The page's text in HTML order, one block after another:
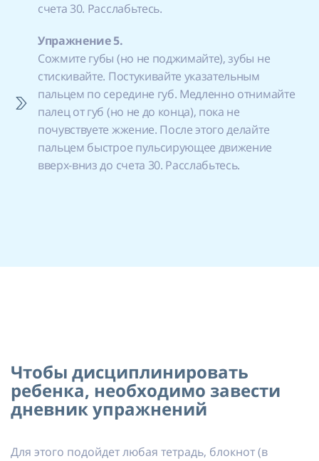
счета 30. Расслабьтесь.
Упражнение 5.
Сожмите губы (но не поджимайте), зубы не
стискивайте. Постукивайте указательным
пальцем по середине губ. Медленно отнимайте
палец от губ (но не до конца), пока не
почувствуете жжение. После этого делайте
пальцем быстрое пульсирующее движение
вверх-вниз до счета 30. Расслабьтесь.
Чтобы дисциплинировать
ребенка, необходимо завести
дневник упражнений
Для этого подойдет любая тетрадь, блокнот (в